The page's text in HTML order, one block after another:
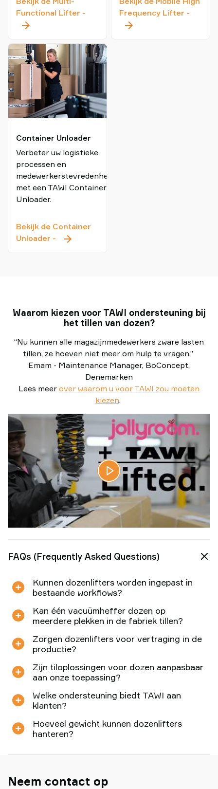
Functional Lifter -
Functional
Frequency Lifter -
Container Unloader
Verbeter uw logistieke
processen en
medewerkerstevredenheid
met een TAWI Container
Unloader.
Bekijk de Container
Unloader -
Container
Waarom kiezen voor TAWI ondersteuning bij
het tillen van dozen?
“Nu kunnen alle magazijnmedewerkers zware lasten
tillen, ze hoeven niet meer om hulp te vragen.”
Emam - Maintenance Manager, BoConcept,
Denemarken
Lees meer over waarom u voor TAWI zou moeten
kiezen.
FAQs (Frequently Asked Questions)
Kunnen dozenlifters worden ingepast in
bestaande workflows?
Kan één vacuümheffer dozen op
meerdere plekken in de fabriek tillen?
Zorgen dozenlifters voor vertraging in de
productie?
Zijn tiloplossingen voor dozen aanpasbaar
aan onze toepassing?
Welke ondersteuning biedt TAWI aan
klanten?
Hoeveel gewicht kunnen dozenlifters
hanteren?
Neem contact op